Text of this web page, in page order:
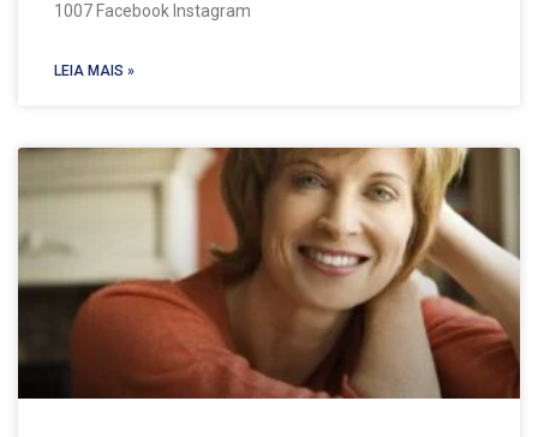
1007 Facebook Instagram
LEIA MAIS »